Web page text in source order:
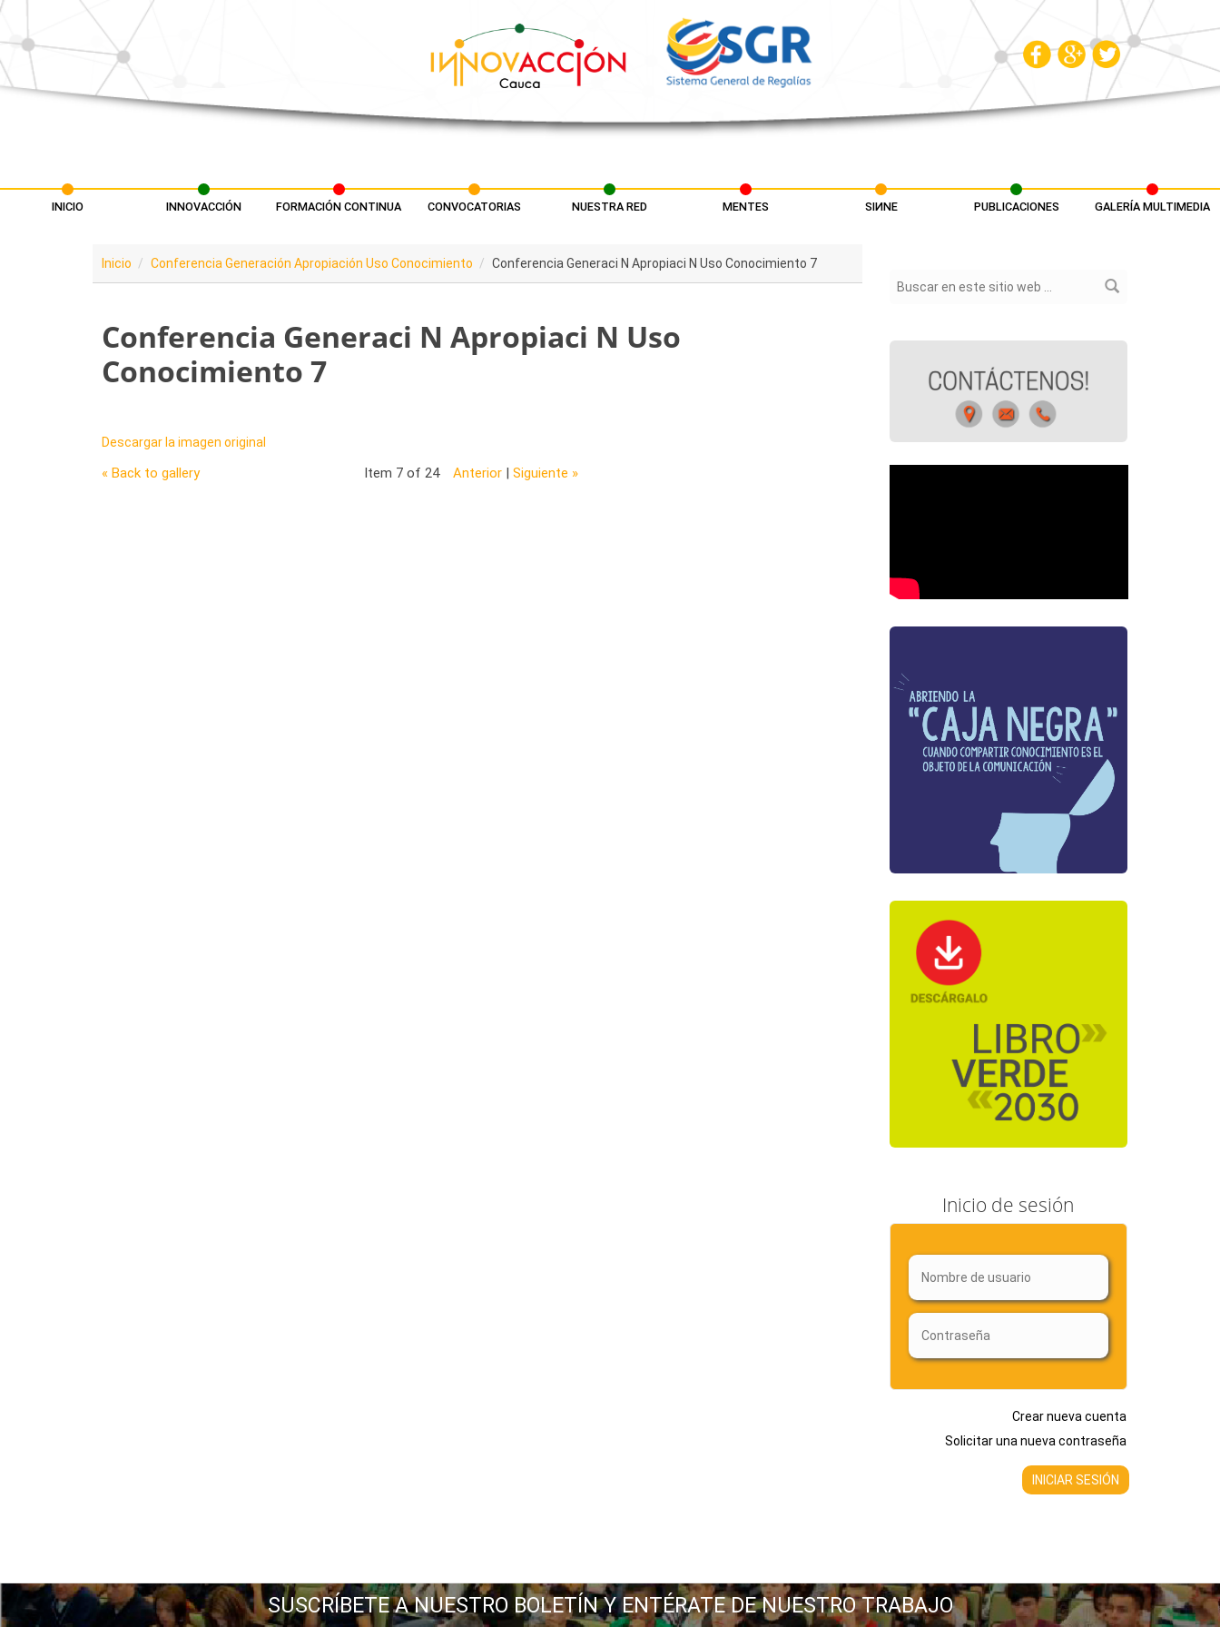
Pasar al contenido principal
INICIO INNOVACCIÓN FORMACIÓN CONTINUA CONVOCATORIAS NUESTRA RED MENTES SIИNE PUBLICACIONES GALERÍA MULTIMEDIA
Inicio Conferencia Generación Apropiación Uso Conocimiento Conferencia Generaci N Apropiaci N Uso Conocimiento 7
Conferencia Generaci N Apropiaci N Uso
Conocimiento 7
Descargar la imagen original
« Back to gallery Item 7 of 24 Anterior | Siguiente »
Formulario de búsqueda
Inicio de sesión
Crear nueva cuenta
Solicitar una nueva contraseña
SUSCRÍBETE A NUESTRO BOLETÍN Y ENTÉRATE DE NUESTRO TRABAJO